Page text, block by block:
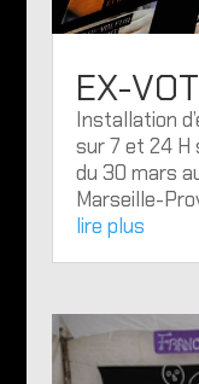
EX-
Installation
sur 7 et 24 H
du 30 mars
Marseille-
lire plus